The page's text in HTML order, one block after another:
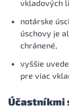
vkladových
notárske
úschovy je
chránené,
vyššie
pre viac
Účastníkmi